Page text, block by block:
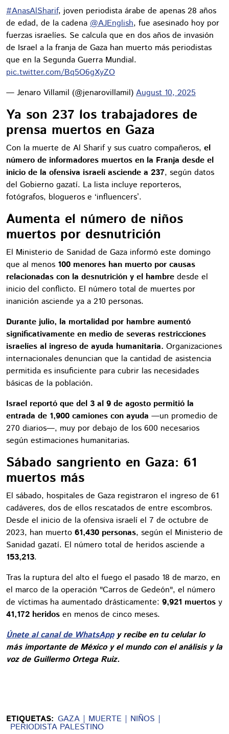
#AnasAlSharif, joven periodista árabe de apenas 28 años
de edad, de la cadena @AJEnglish, fue asesinado hoy por
fuerzas israelíes. Se calcula que en dos años de invasión
de Israel a la franja de Gaza han muerto más periodistas
que en la Segunda Guerra Mundial.
pic.twitter.com/Bq5O6gXyZO
— Jenaro Villamil (@jenarovillamil) August 10, 2025
Ya son 237 los trabajadores de
prensa muertos en Gaza
Con la muerte de Al Sharif y sus cuatro compañeros, el
número de informadores muertos en la Franja desde el
inicio de la ofensiva israelí asciende a 237, según datos
del Gobierno gazatí. La lista incluye reporteros,
fotógrafos, blogueros e ‘influencers’.
Aumenta el número de niños
muertos por desnutrición
El Ministerio de Sanidad de Gaza informó este domingo
que al menos 100 menores han muerto por causas
relacionadas con la desnutrición y el hambre desde el
inicio del conflicto. El número total de muertes por
inanición asciende ya a 210 personas.
Durante julio, la mortalidad por hambre aumentó
significativamente en medio de severas restricciones
israelíes al ingreso de ayuda humanitaria. Organizaciones
internacionales denuncian que la cantidad de asistencia
permitida es insuficiente para cubrir las necesidades
básicas de la población.
Israel reportó que del 3 al 9 de agosto permitió la
entrada de 1,900 camiones con ayuda —un promedio de
270 diarios—, muy por debajo de los 600 necesarios
según estimaciones humanitarias.
Sábado sangriento en Gaza: 61
muertos más
El sábado, hospitales de Gaza registraron el ingreso de 61
cadáveres, dos de ellos rescatados de entre escombros.
Desde el inicio de la ofensiva israelí el 7 de octubre de
2023, han muerto 61,430 personas, según el Ministerio de
Sanidad gazatí. El número total de heridos asciende a
153,213.
Tras la ruptura del alto el fuego el pasado 18 de marzo, en
el marco de la operación "Carros de Gedeón", el número
de víctimas ha aumentado drásticamente: 9,921 muertos y
41,172 heridos en menos de cinco meses.
Únete al canal de WhatsAppy recibe en tu celular lo
más importante de México y el mundo con el análisis y la
voz de Guillermo Ortega Ruiz.
ETIQUETAS: GAZA MUERTE NIÑOS
PERIODISTA PALESTINO